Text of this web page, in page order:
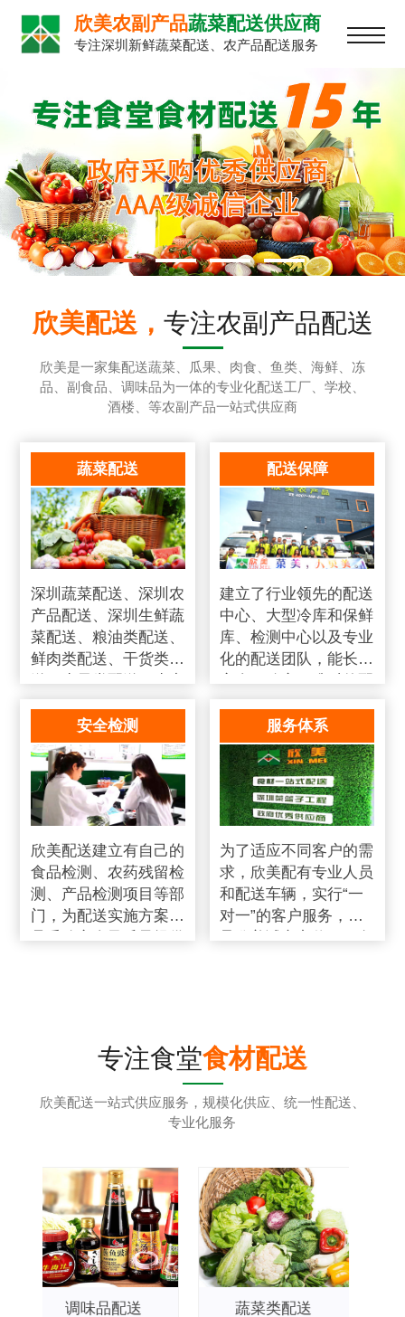
欣美农副产品蔬菜配送供应商
专注深圳新鲜蔬菜配送、农产品配送服务
欣美配送， 专注农副产品配送
欣美是一家集配送蔬菜、瓜果、肉食、鱼类、海鲜、冻
品、副食品、调味品为一体的专业化配送工厂、学校、
酒楼、等农副产品一站式供应商
蔬菜配送
深圳蔬菜配送、深圳农
产品配送、深圳生鲜蔬
菜配送、粮油类配送、
鲜肉类配送、干货类配
送、水果类配送、水产
类配送、冻品类配送、
调味品配送、日用品类
配送、送熟食类配送
配送保障
建立了行业领先的配送
中心、大型冷库和保鲜
库、检测中心以及专业
化的配送团队，能长期
安全、稳定、准时的配
送货物
安全检测
欣美配送建立有自己的
食品检测、农药残留检
测、产品检测项目等部
门，为配送实施方案食
品采购安全及质量提供
服务体系
为了适应不同客户的需
求，欣美配有专业人员
和配送车辆，实行“一
对一”的客户服务，秉
承欣美诚实守信、服务
专注食堂食材配送
欣美配送一站式供应服务，规模化供应、统一性配送、
专业化服务
蔬菜类配送 粮油类配送